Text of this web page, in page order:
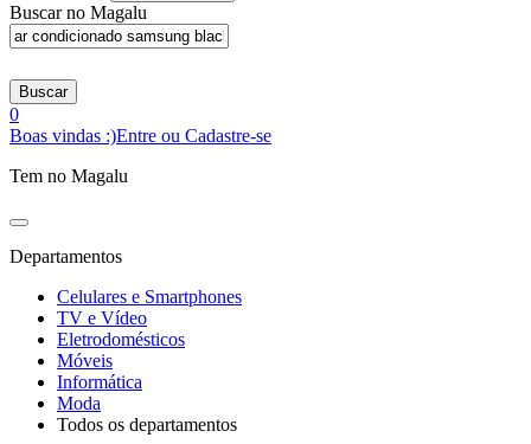
Buscar no Magalu
Buscar
0
Boas vindas :)Entre ou Cadastre-se
Tem no Magalu
Departamentos
Celulares e Smartphones
TV e Vídeo
Eletrodomésticos
Móveis
Informática
Moda
Todos os departamentos